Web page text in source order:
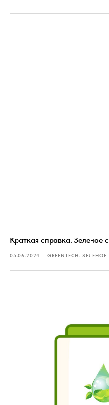
Краткая справка. Зеленое
05.06.2024 GREENTECH.